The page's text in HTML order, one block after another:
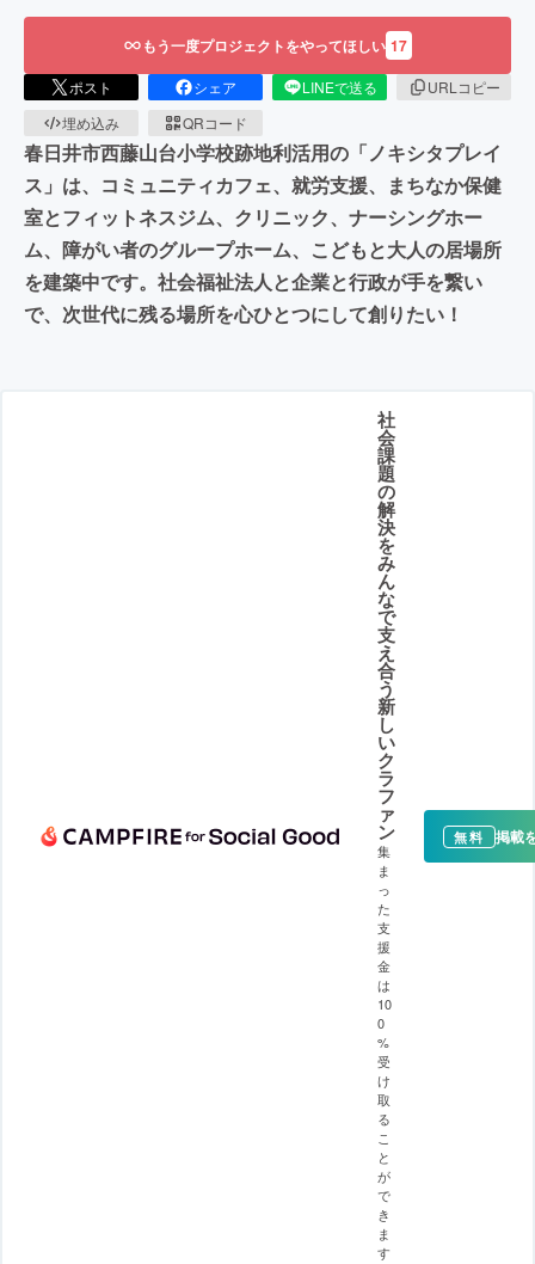
もう一度プロジェクトをやってほしい 17
ポスト シェア LINEで送る
URLコピー
埋め込み
QRコード
春日井市西藤山台小学校跡地利活用の「ノキシタプレイ
ス」は、コミュニティカフェ、就労支援、まちなか保健
室とフィットネスジム、クリニック、ナーシングホー
ム、障がい者のグループホーム、こどもと大人の居場所
を建築中です。社会福祉法人と企業と行政が手を繋い
で、次世代に残る場所を心ひとつにして創りたい！
社
会
課
題
の
解
決
を
み
ん
な
で
支
え
合
う
新
し
い
ク
ラ
フ
ァ
ン
集
ま
っ
た
支
援
金
は
10
0
%
受
け
取
る
こ
と
が
で
き
ま
す
無料 掲載